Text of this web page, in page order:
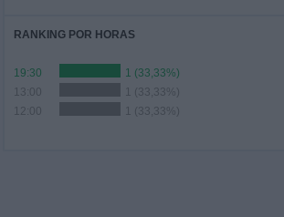
RANKING POR HORAS
19:30
1 (33,33%)
13:00
1 (33,33%)
12:00
1 (33,33%)